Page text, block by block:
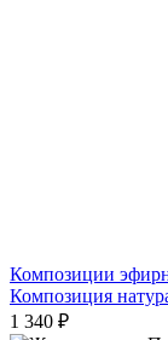
Композиции
Композиция
1 340 ₽